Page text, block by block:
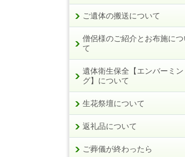
ご遺体の搬送について
僧侶様のご紹介とお布施につ
て
遺体衛生保全【エンバーミン
グ】について
生花祭壇について
返礼品について
ご葬儀が終わったら